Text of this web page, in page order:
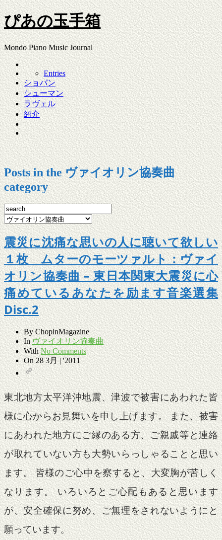
ぴあの玉手箱
Mondo Piano Music Journal
Entries
ショパン
シューマン
ラヴェル
紹介
Posts in the ヴァイオリン協奏曲
category
震災に沈痛な思いの人に聴いて欲しい
１枚 ムターのモーツァルト：ヴァイ
オリン協奏曲 – 東日本関東大震災に心
痛めているあなたを励ます音楽選集
Disc.2
ByChopinMagazine
In ヴァイオリン協奏曲
With No Comments
On28 3月 | '2011
東北地方太平洋沖地震、津波で被害にあわれた皆
様に心からお見舞いを申し上げます。 また、被害
にあわれた地方にご縁のある方、ご親戚等と連絡
が取れていない方も大勢いらっしゃることと思い
ます。 皆様のご心中を察すると、大変胸が苦しく
なります。 いろいろとご心配もあると思います
が、安全確保に努め、ご無理をされないようにと
願っています。